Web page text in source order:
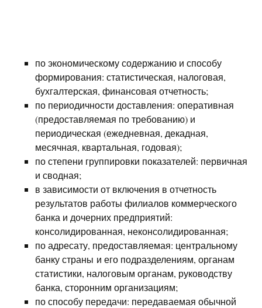
по экономическому содержанию и способу
формирования: статистическая, налоговая,
бухгалтерская, финансовая отчетность;
по периодичности доставления: оперативная
(предоставляемая по требованию) и
периодическая (ежедневная, декадная,
месячная, квартальная, годовая);
по степени группировки показателей: первичная
и сводная;
в зависимости от включения в отчетность
результатов работы филиалов коммерческого
банка и дочерних предприятий:
консолидированная, неконсолидированная;
по адресату, предоставляемая: центральному
банку страны и его подразделениям, органам
статистики, налоговым органам, руководству
банка, сторонним организациям;
по способу передачи: передаваемая обычной